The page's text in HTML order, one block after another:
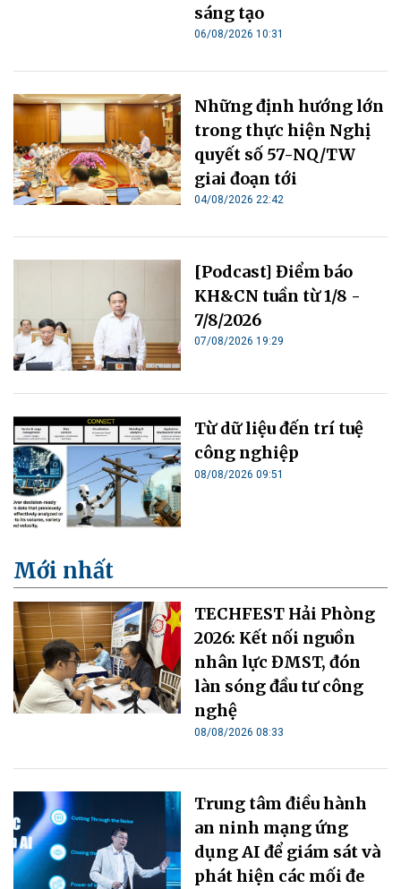
sáng tạo
06/08/2026 10:31
Những định hướng lớn
trong thực hiện Nghị
quyết số 57-NQ/TW
giai đoạn tới
04/08/2026 22:42
[Podcast] Điểm báo
KH&CN tuần từ 1/8 -
7/8/2026
07/08/2026 19:29
Từ dữ liệu đến trí tuệ
công nghiệp
08/08/2026 09:51
Mới nhất
TECHFEST Hải Phòng
2026: Kết nối nguồn
nhân lực ĐMST, đón
làn sóng đầu tư công
nghệ
08/08/2026 08:33
Trung tâm điều hành
an ninh mạng ứng
dụng AI để giám sát và
phát hiện các mối đe